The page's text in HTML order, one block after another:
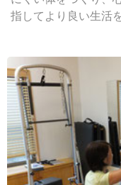
指してより良い生活